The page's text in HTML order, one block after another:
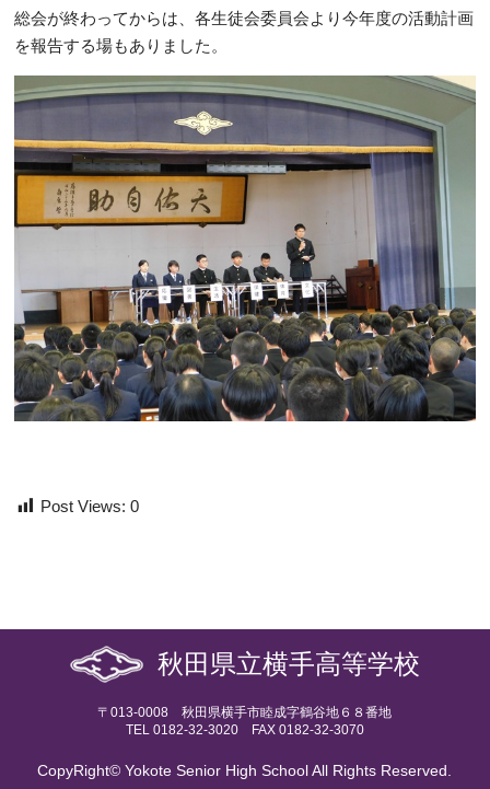
総会が終わってからは、各生徒会委員会より今年度の活動計画
を報告する場もありました。
Post Views: 0
秋田県立横手高等学校
〒013-0008 秋田県横手市睦成字鶴谷地６８番地
TEL 0182-32-3020 FAX 0182-32-3070
CopyRight© Yokote Senior High School All Rights Reserved.